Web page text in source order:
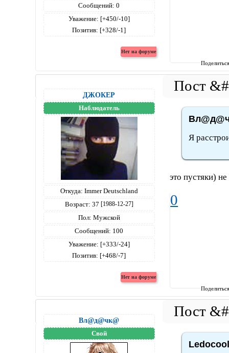
Сообщений: 0
Уважение: [+450/-10]
Позитив: [+328/-1]
ДЖОКЕР
Наблюдатель
Откуда: Immer Deutschland
Возраст: 37 [1988-12-27]
Пол: Мужской
Сообщений: 100
Уважение: [+333/-24]
Позитив: [+468/-7]
Я
это пустяки)
0
Вл@д@чк@
Свой